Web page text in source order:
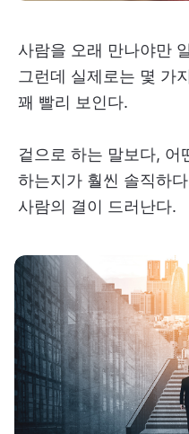
사람을 오래 만나야만
그런데 실제로는 몇 가
꽤 빨리 보인다.
겉으로 하는 말보다, 어
하는지가 훨씬 솔직하
사람의 결이 드러난다.